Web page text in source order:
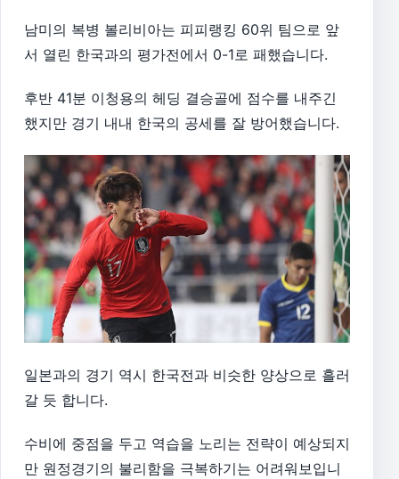
남미의 복병 볼리비아는 피피랭킹 60위 팀으로 앞
서 열린 한국과의 평가전에서 0-1로 패했습니다.
후반 41분 이청용의 헤딩 결승골에 점수를 내주긴
했지만 경기 내내 한국의 공세를 잘 방어했습니다.
일본과의 경기 역시 한국전과 비슷한 양상으로 흘러
갈 듯 합니다.
수비에 중점을 두고 역습을 노리는 전략이 예상되지
만 원정경기의 불리함을 극복하기는 어려워보입니